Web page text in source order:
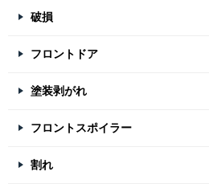
破損
フロントドア
塗装剥がれ
フロントスポイラー
割れ